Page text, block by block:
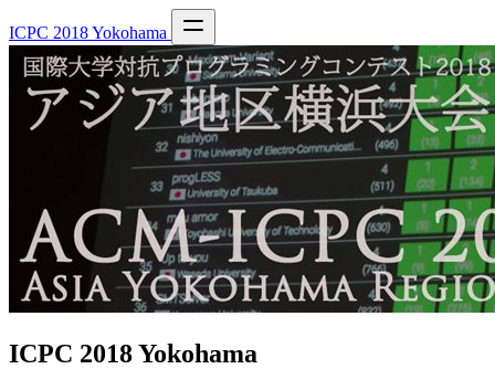
ICPC 2018 Yokohama
ICPC 2018 Yokohama